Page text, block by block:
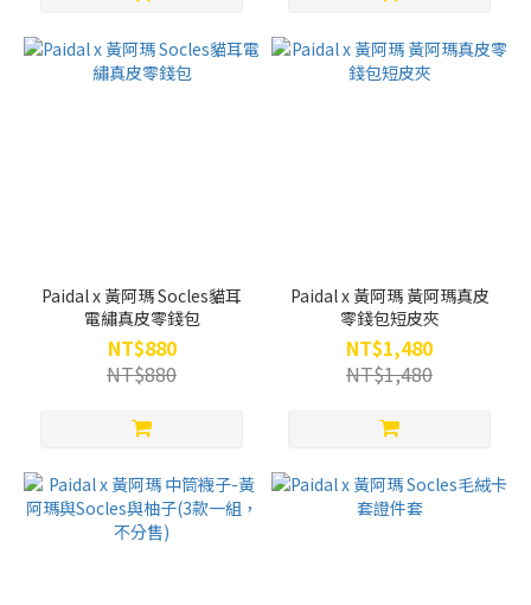
Paidal x 黃阿瑪 Socles貓耳
電繡真皮零錢包
NT$880
NT$880
Paidal x 黃阿瑪 黃阿瑪真皮
零錢包短皮夾
NT$1,480
NT$1,480